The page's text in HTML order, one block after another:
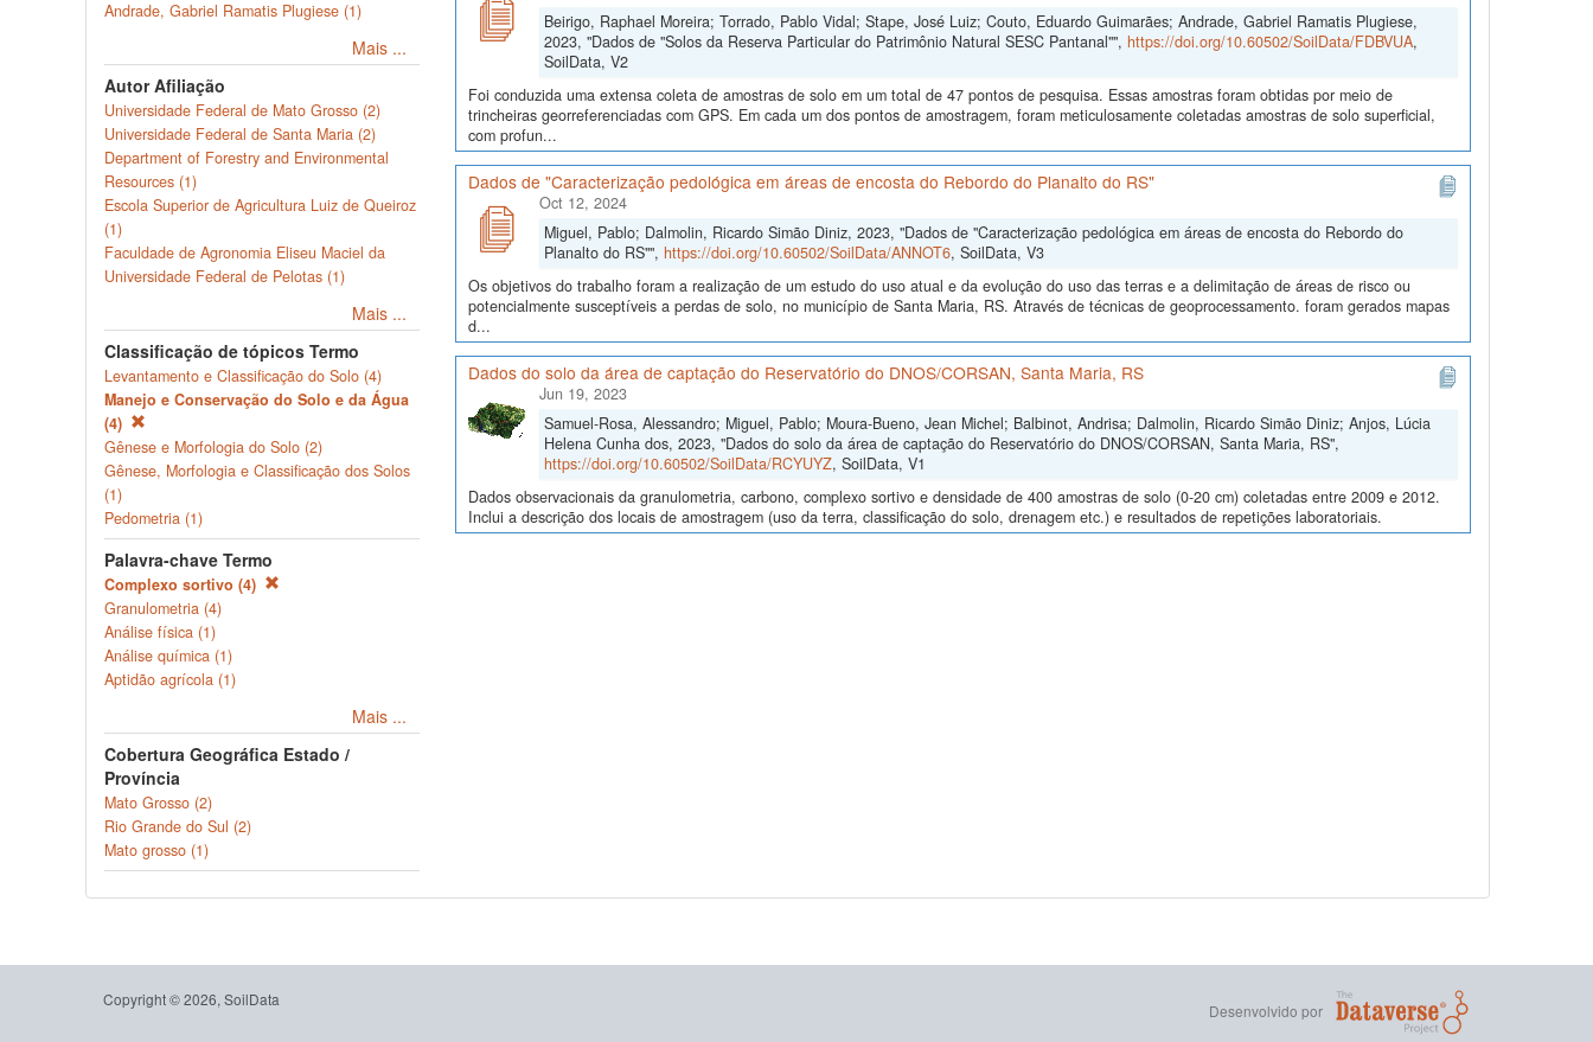
Andrade, Gabriel Ramatis Plugiese (1)
Mais ...
Autor Afiliação
Universidade Federal de Mato Grosso (2)
Universidade Federal de Santa Maria (2)
Department of Forestry and Environmental
Resources (1)
Escola Superior de Agricultura Luiz de Queiroz
(1)
Faculdade de Agronomia Eliseu Maciel da
Universidade Federal de Pelotas (1)
Mais ...
Classificação de tópicos Termo
Levantamento e Classificação do Solo (4)
Manejo e Conservação do Solo e da Água
(4)
Gênese e Morfologia do Solo (2)
Gênese, Morfologia e Classificação dos Solos
(1)
Pedometria (1)
Palavra-chave Termo
Complexo sortivo (4)
Granulometria (4)
Análise física (1)
Análise química (1)
Aptidão agrícola (1)
Mais ...
Cobertura Geográfica Estado /
Província
Mato Grosso (2)
Rio Grande do Sul (2)
Mato grosso (1)
Beirigo, Raphael Moreira; Torrado, Pablo Vidal; Stape, José Luiz; Couto, Eduardo Guimarães; Andrade, Gabriel Ramatis Plugiese,
2023, "Dados de "Solos da Reserva Particular do Patrimônio Natural SESC Pantanal"", https://doi.org/10.60502/SoilData/FDBVUA,
SoilData, V2
Foi conduzida uma extensa coleta de amostras de solo em um total de 47 pontos de pesquisa. Essas amostras foram obtidas por meio de
trincheiras georreferenciadas com GPS. Em cada um dos pontos de amostragem, foram meticulosamente coletadas amostras de solo superficial,
com profun...
Dados de "Caracterização pedológica em áreas de encosta do Rebordo do Planalto do RS"
Oct 12, 2024
Miguel, Pablo; Dalmolin, Ricardo Simão Diniz, 2023, "Dados de "Caracterização pedológica em áreas de encosta do Rebordo do
Planalto do RS"", https://doi.org/10.60502/SoilData/ANNOT6, SoilData, V3
Os objetivos do trabalho foram a realização de um estudo do uso atual e da evolução do uso das terras e a delimitação de áreas de risco ou
potencialmente susceptíveis a perdas de solo, no município de Santa Maria, RS. Através de técnicas de geoprocessamento. foram gerados mapas
d...
Dados do solo da área de captação do Reservatório do DNOS/CORSAN, Santa Maria, RS
Jun 19, 2023
Samuel-Rosa, Alessandro; Miguel, Pablo; Moura-Bueno, Jean Michel; Balbinot, Andrisa; Dalmolin, Ricardo Simão Diniz; Anjos, Lúcia
Helena Cunha dos, 2023, "Dados do solo da área de captação do Reservatório do DNOS/CORSAN, Santa Maria, RS",
https://doi.org/10.60502/SoilData/RCYUYZ, SoilData, V1
Dados observacionais da granulometria, carbono, complexo sortivo e densidade de 400 amostras de solo (0-20 cm) coletadas entre 2009 e 2012.
Inclui a descrição dos locais de amostragem (uso da terra, classificação do solo, drenagem etc.) e resultados de repetições laboratoriais.
Copyright © 2026, SoilData
Desenvolvido por